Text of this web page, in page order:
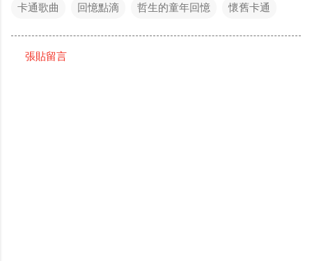
卡通歌曲 回憶點滴 哲生的童年回憶 懷舊卡通
張貼留言